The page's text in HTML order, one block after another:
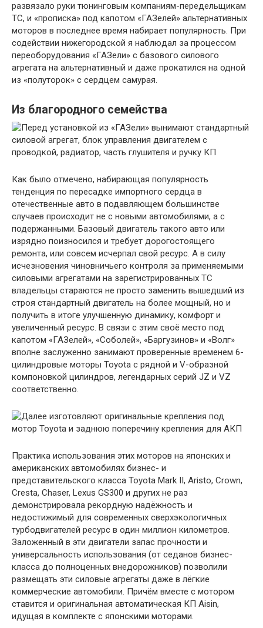
развязало руки тюнинговым компаниям-передельщикам
ТС, и «прописка» под капотом «ГАЗелей» альтернативных
моторов в последнее время набирает популярность. При
содействии нижегородской я наблюдал за процессом
переоборудования «ГАЗели» с базового силового
агрегата на альтернативный и даже прокатился на одной
из «полуторок» с сердцем самурая.
Из благородного семейства
Как было отмечено, набирающая популярность
тенденция по пересадке импортного сердца в
отечественные авто в подавляющем большинстве
случаев происходит не с новыми автомобилями, а с
подержанными. Базовый двигатель такого авто или
изрядно поизносился и требует дорогостоящего
ремонта, или совсем исчерпал свой ресурс. А в силу
исчезновения чиновничьего контроля за применяемыми
силовыми агрегатами на зарегистрированных ТС
владельцы стараются не просто заменить вышедший из
строя стандартный двигатель на более мощный, но и
получить в итоге улучшенную динамику, комфорт и
увеличенный ресурс. В связи с этим своё место под
капотом «ГАЗелей», «Соболей», «Баргузинов» и «Волг»
вполне заслуженно занимают проверенные временем 6-
цилиндровые моторы Toyota с рядной и V-образной
компоновкой цилиндров, легендарных серий JZ и VZ
соответственно.
Практика использования этих моторов на японских и
американских автомобилях бизнес- и
представительского класса Toyota Mark II, Aristo, Crown,
Cresta, Chaser, Lexus GS300 и других не раз
демонстрировала рекордную надёжность и
недостижимый для современных сверхэкологичных
турбодвигателей ресурс в один миллион километров.
Заложенный в эти двигатели запас прочности и
универсальность использования (от седанов бизнес-
класса до полноценных внедорожников) позволили
размещать эти силовые агрегаты даже в лёгкие
коммерческие автомобили. Причём вместе с мотором
ставится и оригинальная автоматическая КП Aisin,
идущая в комплекте с японскими моторами.